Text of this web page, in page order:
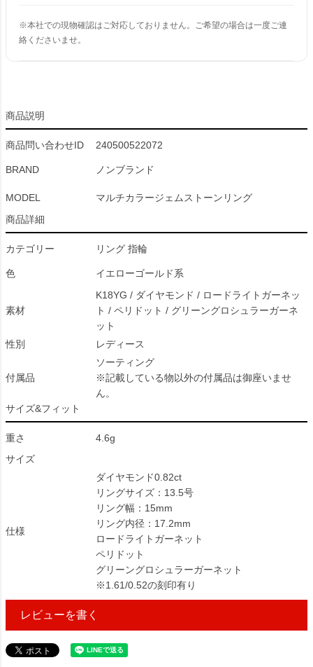
※本社での現物確認はご対応しておりません。ご希望の場合は一度ご連
絡くださいませ。
商品説明
商品問い合わせID 240500522072
BRAND ノンブランド
MODEL
マルチカラージェムストーンリング
商品詳細
カテゴリー リング 指輪
色 イエローゴールド系
素材
K18YG / ダイヤモンド / ロードライトガーネッ
ト / ペリドット / グリーングロシュラーガーネ
ット
性別
レディース
付属品
ソーティング
※記載している物以外の付属品は御座いませ
ん。
サイズ&フィット
重さ
4.6g
サイズ
仕様
ダイヤモンド0.82ct
リングサイズ：13.5号
リング幅：15mm
リング内径：17.2mm
ロードライトガーネット
ペリドット
グリーングロシュラーガーネット
※1.61/0.52の刻印有り
レビューを書く